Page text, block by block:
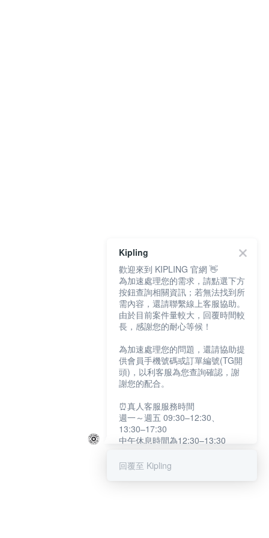
Kipling
歡迎來到 KIPLING 官網 👋
為加速處理您的需求，請點選下方
按鈕查詢相關資訊；若無法找到所
需內容，還請聯繫線上客服協助。
由於目前案件量較大，回覆時間較
長，感謝您的耐心等候！
為加速處理您的問題，還請協助提
供會員手機號碼或訂單編號(TG開
頭)，以利客服為您查詢確認，謝
謝您的配合。
⏰真人客服服務時間
週一～週五 09:30–12:30、
13:30–17:30
中午休息時間為12:30–13:30
提醒您：系統會自動已讀訊息，如
回覆至 Kipling